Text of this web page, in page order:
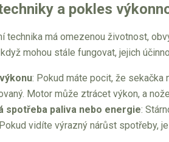
a pokles
technika má omezenou životnost,
mohou stále fungovat, jejich
: Pokud máte pocit, že sekačka
Motor může ztrácet výkon, a
spotřeba paliva nebo energie:
vidíte výrazný nárůst spotřeby,